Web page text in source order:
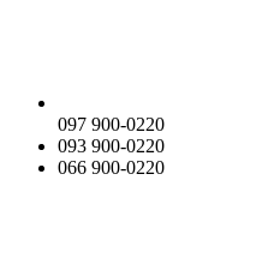
097 900-0220
093 900-0220
066 900-0220